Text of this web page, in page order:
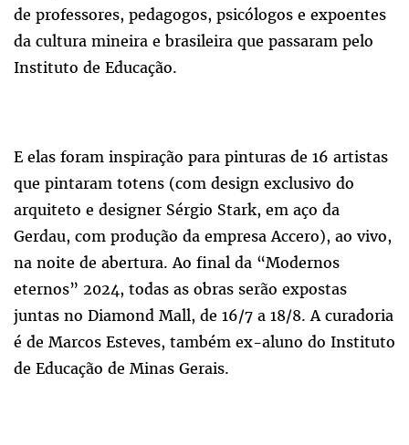
de professores, pedagogos, psicólogos e expoentes
da cultura mineira e brasileira que passaram pelo
Instituto de Educação.
E elas foram inspiração para pinturas de 16 artistas
que pintaram totens (com design exclusivo do
arquiteto e designer Sérgio Stark, em aço da
Gerdau, com produção da empresa Accero), ao vivo,
na noite de abertura. Ao final da “Modernos
eternos” 2024, todas as obras serão expostas
juntas no Diamond Mall, de 16/7 a 18/8. A curadoria
é de Marcos Esteves, também ex-aluno do Instituto
de Educação de Minas Gerais.